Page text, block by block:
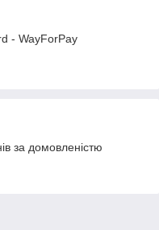
- WayForPay
за домовленістю